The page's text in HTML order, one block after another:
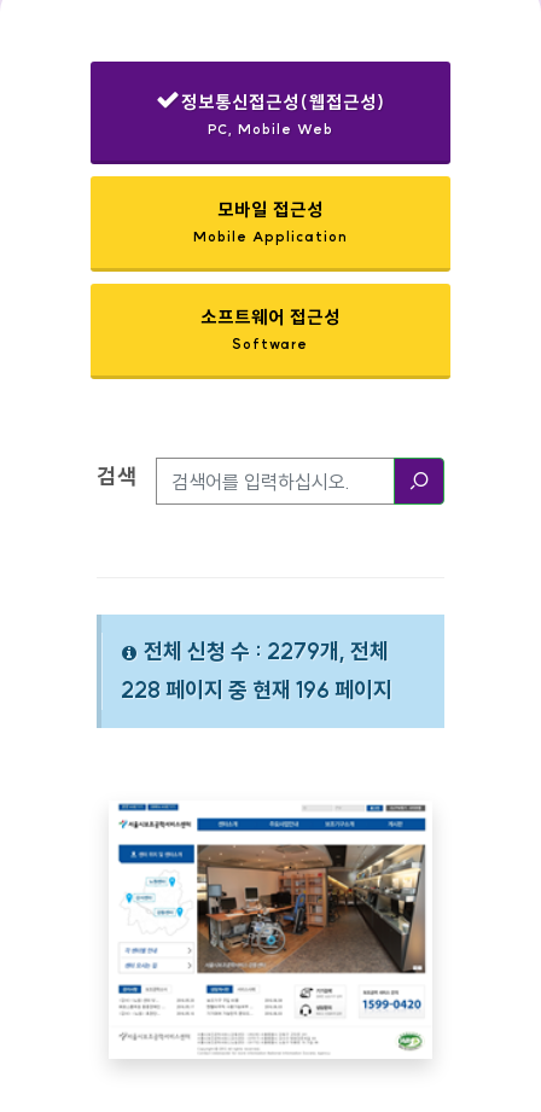
정보통신접근성(웹접근성)
PC, Mobile Web
모바일 접근성
Mobile Application
소프트웨어 접근성
Software
검색옵션
검색
전체 신청 수 : 2279개, 전체
228 페이지 중 현재 196 페이지